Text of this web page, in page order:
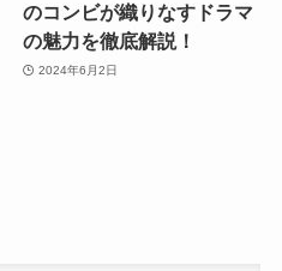
のコンビが織りなすドラマ
の魅力を徹底解説！
2024年6月2日